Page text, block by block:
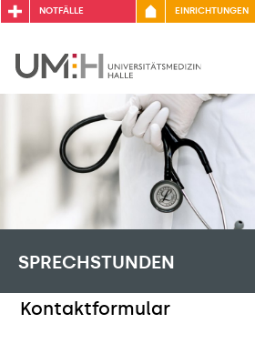
NOTFÄLLE EINRICHTUNGEN
SPRECHSTUNDEN
Kontaktformular